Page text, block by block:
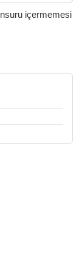
içermemesi